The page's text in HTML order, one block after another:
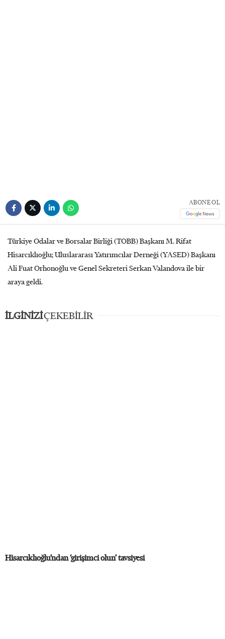
ABONE OL
Türkiye Odalar ve Borsalar Birliği (TOBB) Başkanı M. Rifat
Hisarcıklıoğlu; Uluslararası Yatırımcılar Derneği (YASED) Başkanı
Ali Fuat Orhonoğlu ve Genel Sekreteri Serkan Valandova ile bir
araya geldi.
İLGİNİZİÇEKEBİLİR
Hisarcıklıoğlu’ndan ‘girişimci olun’ tavsiyesi